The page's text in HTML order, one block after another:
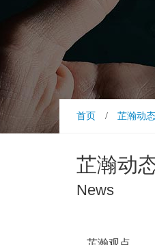
首页 / 芷瀚动态
芷瀚动
News